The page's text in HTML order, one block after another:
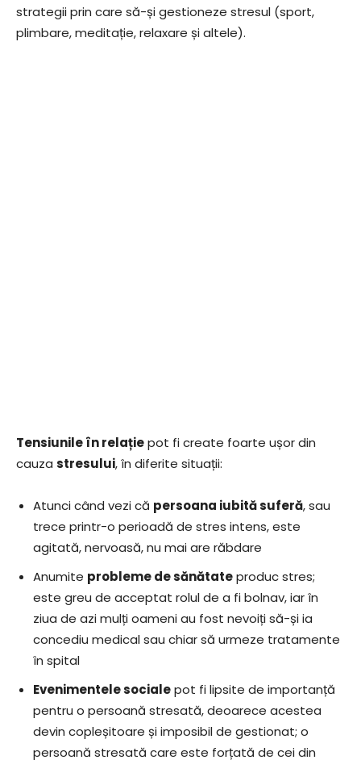
strategii prin care să-și gestioneze stresul (sport,
plimbare, meditație, relaxare și altele).
Tensiunile în relațiepot fi create foarte ușor din
cauza stresului, în diferite situații:
Atunci când vezi că persoana iubită suferă, sau
trece printr-o perioadă de stres intens, este
agitată, nervoasă, nu mai are răbdare
Anumite probleme de sănătateproduc stres;
este greu de acceptat rolul de a fi bolnav, iar în
ziua de azi mulți oameni au fost nevoiți să-și ia
concediu medical sau chiar să urmeze tratamente
în spital
Evenimentele socialepot fi lipsite de importanță
pentru o persoană stresată, deoarece acestea
devin copleșitoare și imposibil de gestionat; o
persoană stresată care este forțată de cei din